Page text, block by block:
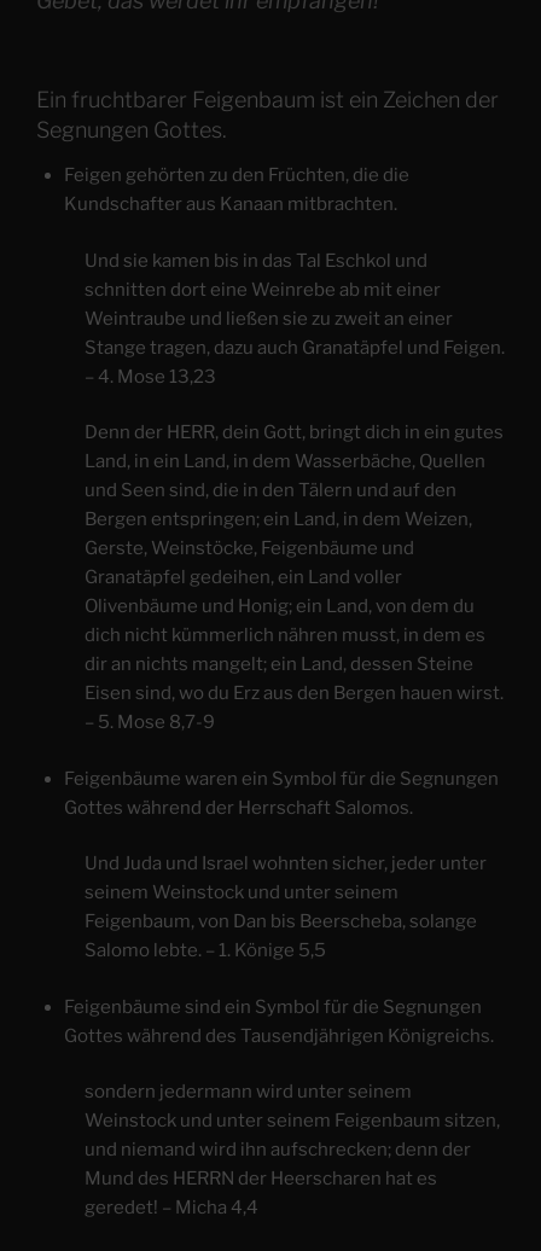
Ein fruchtbarer Feigenbaum ist ein Zeichen der
Segnungen Gottes.
Feigen gehörten zu den Früchten, die die
Kundschafter aus Kanaan mitbrachten.
Und sie kamen bis in das Tal Eschkol und
schnitten dort eine Weinrebe ab mit einer
Weintraube und ließen sie zu zweit an einer
Stange tragen, dazu auch Granatäpfel und Feigen.
– 4. Mose 13,23
Denn der HERR, dein Gott, bringt dich in ein gutes
Land, in ein Land, in dem Wasserbäche, Quellen
und Seen sind, die in den Tälern und auf den
Bergen entspringen; ein Land, in dem Weizen,
Gerste, Weinstöcke, Feigenbäume und
Granatäpfel gedeihen, ein Land voller
Olivenbäume und Honig; ein Land, von dem du
dich nicht kümmerlich nähren musst, in dem es
dir an nichts mangelt; ein Land, dessen Steine
Eisen sind, wo du Erz aus den Bergen hauen wirst.
– 5. Mose 8,7-9
Feigenbäume waren ein Symbol für die Segnungen
Gottes während der Herrschaft Salomos.
Und Juda und Israel wohnten sicher, jeder unter
seinem Weinstock und unter seinem
Feigenbaum, von Dan bis Beerscheba, solange
Salomo lebte. – 1. Könige 5,5
Feigenbäume sind ein Symbol für die Segnungen
Gottes während des Tausendjährigen Königreichs.
sondern jedermann wird unter seinem
Weinstock und unter seinem Feigenbaum sitzen,
und niemand wird ihn aufschrecken; denn der
Mund des HERRN der Heerscharen hat es
geredet! – Micha 4,4